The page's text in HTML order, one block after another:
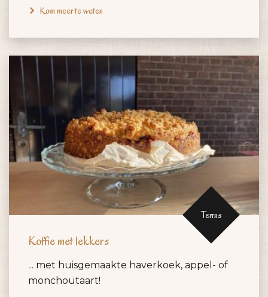
Kom meer te weten
Terras
Koffie met lekkers
... met huisgemaakte haverkoek, appel- of
monchoutaart!